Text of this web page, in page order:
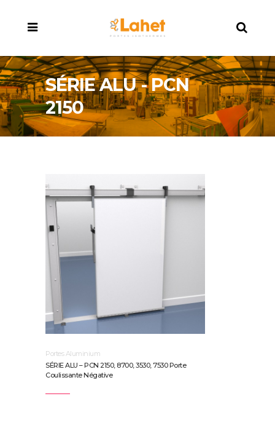
SÉRIE ALU - PCN
2150
Portes Aluminium
SÉRIE ALU – PCN 2150, 8700, 3530, 7530 Porte
Coulissante Négative